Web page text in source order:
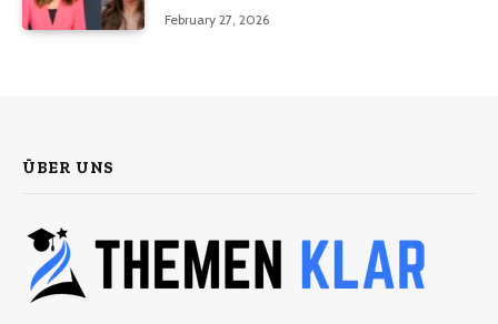
February 27, 2026
ÜBER UNS